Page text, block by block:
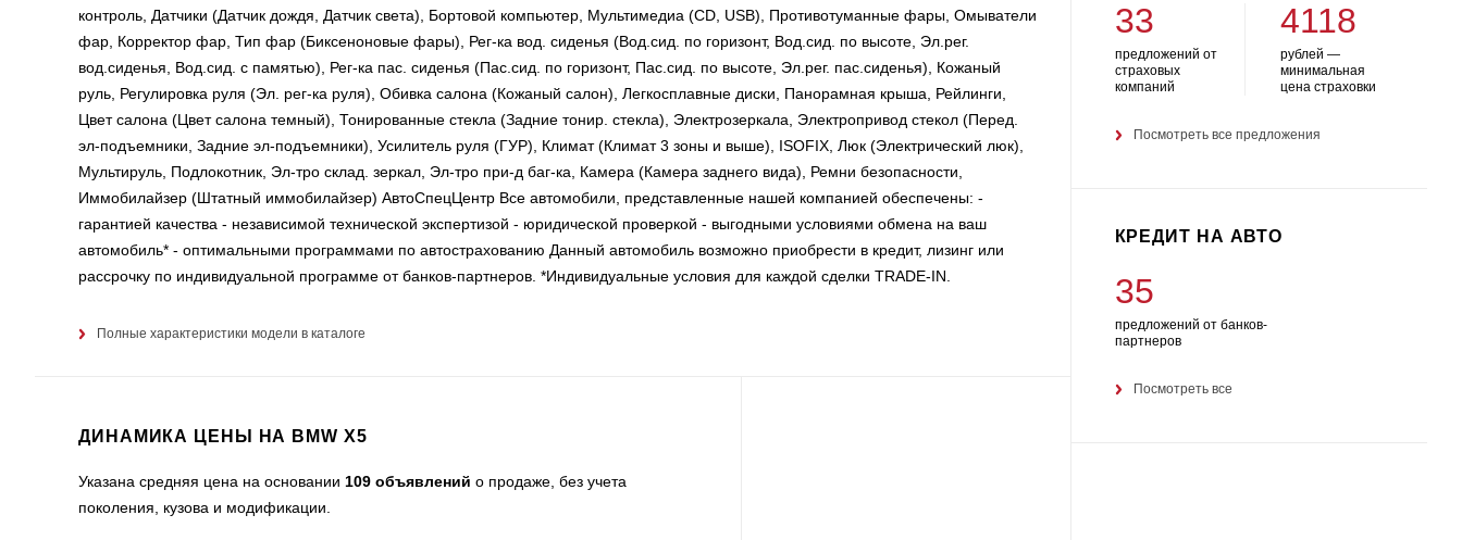
контроль, Датчики (Датчик дождя, Датчик света), Бортовой компьютер, Мультимедиа (CD, USB), Противотуманные фары, Омыватели
фар, Корректор фар, Тип фар (Биксеноновые фары), Рег-ка вод. сиденья (Вод.сид. по горизонт, Вод.сид. по высоте, Эл.рег.
вод.сиденья, Вод.сид. с памятью), Рег-ка пас. сиденья (Пас.сид. по горизонт, Пас.сид. по высоте, Эл.рег. пас.сиденья), Кожаный
руль, Регулировка руля (Эл. рег-ка руля), Обивка салона (Кожаный салон), Легкосплавные диски, Панорамная крыша, Рейлинги,
Цвет салона (Цвет салона темный), Тонированные стекла (Задние тонир. стекла), Электрозеркала, Электропривод стекол (Перед.
эл-подъемники, Задние эл-подъемники), Усилитель руля (ГУР), Климат (Климат 3 зоны и выше), ISOFIX, Люк (Электрический люк),
Мультируль, Подлокотник, Эл-тро склад. зеркал, Эл-тро при-д баг-ка, Камера (Камера заднего вида), Ремни безопасности,
Иммобилайзер (Штатный иммобилайзер) АвтоСпецЦентр Все автомобили, представленные нашей компанией обеспечены: -
гарантией качества - независимой технической экспертизой - юридической проверкой - выгодными условиями обмена на ваш
автомобиль* - оптимальными программами по автострахованию Данный автомобиль возможно приобрести в кредит, лизинг или
рассрочку по индивидуальной программе от банков-партнеров. *Индивидуальные условия для каждой сделки TRADE-IN.
Полные характеристики модели в каталоге
ДИНАМИКА ЦЕНЫ НА BMW X5
Указана средняя цена на основании 109 объявлений о продаже, без учета
поколения, кузова и модификации.
33
предложений от
страховых
компаний
4118
рублей —
минимальная
цена страховки
Посмотреть все предложения
КРЕДИТ НА АВТО
35
предложений от банков-
партнеров
Посмотреть все